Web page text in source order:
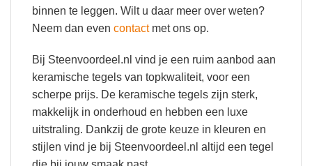
binnen te leggen. Wilt u daar meer over weten?
Neem dan even contactmet ons op.
Bij Steenvoordeel.nl vind je een ruim aanbod aan
keramische tegels van topkwaliteit, voor een
scherpe prijs. De keramische tegels zijn sterk,
makkelijk in onderhoud en hebben een luxe
uitstraling. Dankzij de grote keuze in kleuren en
stijlen vind je bij Steenvoordeel.nl altijd een tegel